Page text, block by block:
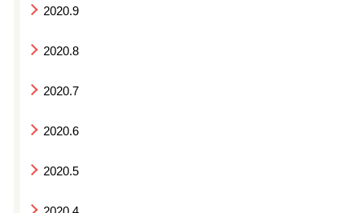
2020.9
2020.8
2020.7
2020.6
2020.5